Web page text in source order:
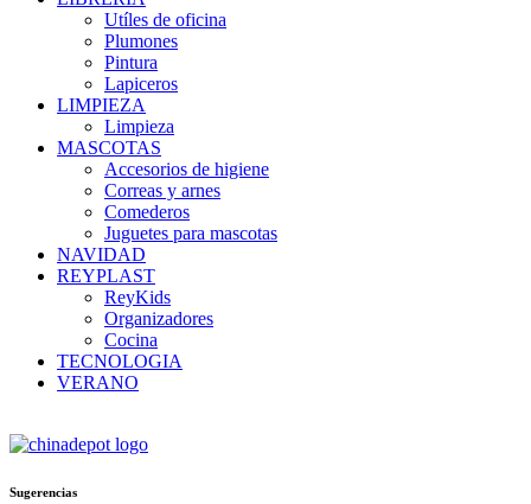
Utíles de oficina
Plumones
Pintura
Lapiceros
LIMPIEZA
Limpieza
MASCOTAS
Accesorios de higiene
Correas y arnes
Comederos
Juguetes para mascotas
NAVIDAD
REYPLAST
ReyKids
Organizadores
Cocina
TECNOLOGIA
VERANO
Sugerencias